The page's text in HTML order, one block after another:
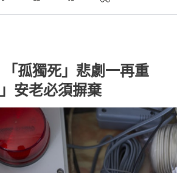
孤獨死」悲劇一再重
安老必須摒棄